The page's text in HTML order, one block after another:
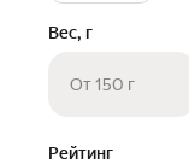
Вес, г
От 150 г
Рейтинг